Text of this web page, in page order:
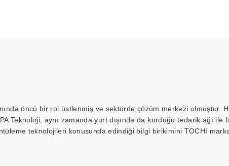
öncü bir rol üstlenmiş ve sektörde çözüm merkezi olmuştur.
Teknoloji, aynı zamanda yurt dışında da kurduğu tedarik ağı ile
teknolojileri konusunda edindiği bilgi birikimini TOCHI